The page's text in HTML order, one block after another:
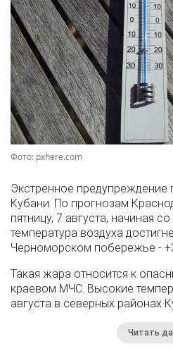
Фото: pxhere.com
Экстренное
Кубани. По прогнозам
пятницу, 7 августа, начиная
температура воздуха
Черноморском побережье -
Такая жара относится к
краевом МЧС. Высокие
августа в северных районах
Читать